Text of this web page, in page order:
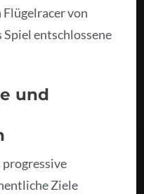
von
Spiel entschlossene
und
Ziele